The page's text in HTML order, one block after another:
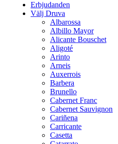
Erbjudanden
Välj Druva
Albarossa
Albillo Mayor
Alicante Bouschet
Aligoté
Arinto
Arneis
Auxerrois
Barbera
Brunello
Cabernet Franc
Cabernet Sauvignon
Cariñena
Carricante
Casetta